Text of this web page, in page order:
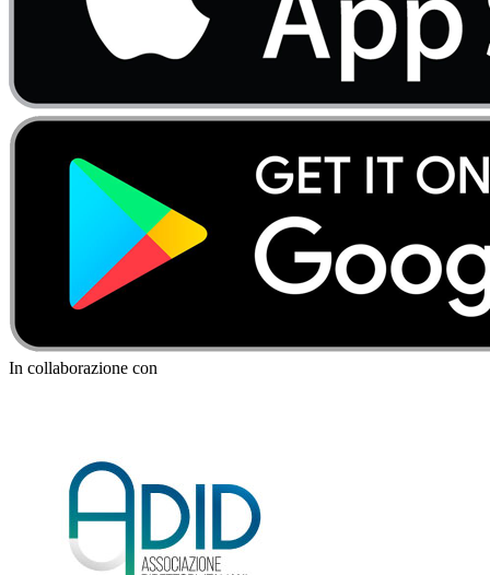
In collaborazione con